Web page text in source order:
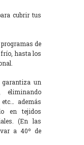
cubrir tus
de
frío, hasta los
garantiza un
además
en tejidos
(En las
a 40º de